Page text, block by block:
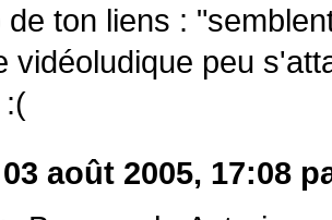
de ton liens :
vidéoludique peu
:(
août 2005, 17:08